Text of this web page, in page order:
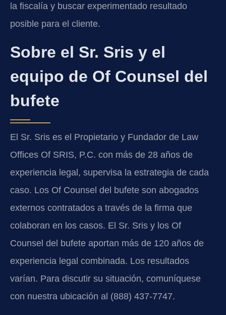
la fiscalía y buscar experimentado resultado
posible para el cliente.
Sobre el Sr. Sris y el
equipo de Of Counsel del
bufete
El Sr. Sris es el Propietario y Fundador de Law
Offices Of SRIS, P.C. con más de 28 años de
experiencia legal, supervisa la estrategia de cada
caso. Los Of Counsel del bufete son abogados
externos contratados a través de la firma que
colaboran en los casos. El Sr. Sris y los Of
Counsel del bufete aportan más de 120 años de
experiencia legal combinada. Los resultados
varían. Para discutir su situación, comuníquese
con nuestra ubicación al (888) 437-7747.